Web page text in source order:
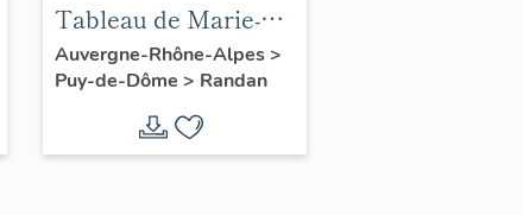
Tableau de Marie-
Amélie Cogniet -
Portrait de Madame
Adélaïde
Auvergne-Rhône-Alpes>
Puy-de-Dôme > Randan